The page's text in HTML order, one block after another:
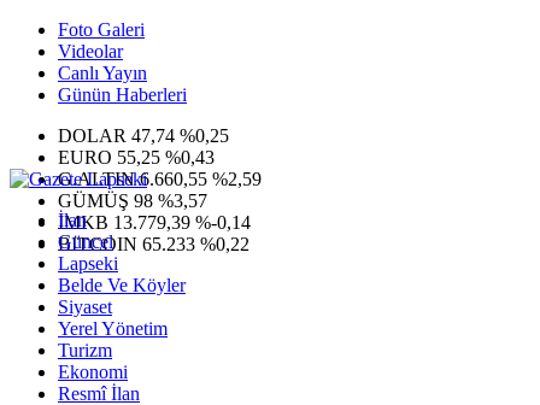
Foto Galeri
Videolar
Canlı Yayın
Günün Haberleri
DOLAR 47,74 %0,25
EURO 55,25 %0,43
G.ALTIN6.660,55 %2,59
GÜMÜŞ 98 %3,57
IMKB 13.779,39 %-0,14
BITCOIN 65.233 %0,22
İlan
Güncel
Lapseki
Belde Ve Köyler
Siyaset
Yerel Yönetim
Turizm
Ekonomi
Resmî İlan